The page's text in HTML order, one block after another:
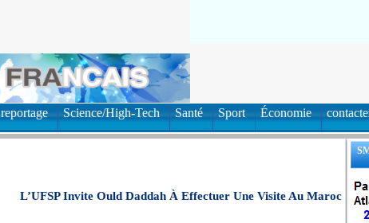
reportage Science/High-Tech Santé Sport Économie
L’UFSP Invite Ould Daddah À Effectuer Une Visite Au Maroc